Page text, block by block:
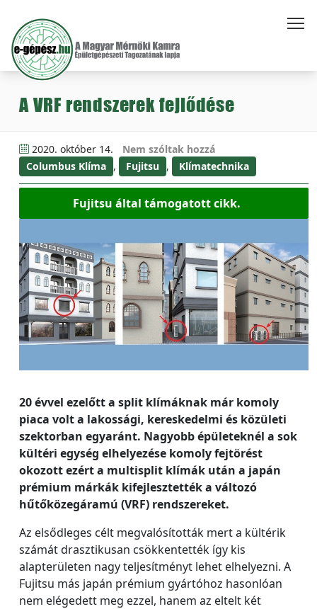
A VRF rendszerek fejlődése
2020. október 14.
Nem szóltak hozzá
Columbus Klíma , Fujitsu , Klímatechnika
Fujitsu által támogatott cikk.
20 évvel ezelőtt a split klímáknak már komoly
piaca volt a lakossági, kereskedelmi és közületi
szektorban egyaránt. Nagyobb épületeknél a sok
kültéri egység elhelyezése komoly fejtörést
okozott ezért a multisplit klímák után a japán
prémium márkák kifejlesztették a változó
hűtőközegáramú (VRF) rendszereket.
Az elsődleges célt megvalósították mert a kültérik
számát drasztikusan csökkentették így kis
alapterületen nagy teljesítményt lehet elhelyezni. A
Fujitsu más japán prémium gyártóhoz hasonlóan
nem elégedett meg ezzel, hanem az eltelt két